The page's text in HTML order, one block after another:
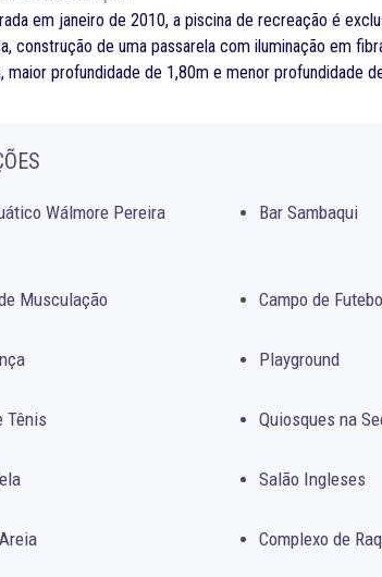
em janeiro de 2010, a piscina de recreação é
construção de uma passarela com iluminação em
maior profundidade de 1,80m e menor profundidade
Wálmore Pereira
Bar Sambaqui
Musculação Campo de
Playground
Tênis Quiosques na
Salão Ingleses
Complexo de